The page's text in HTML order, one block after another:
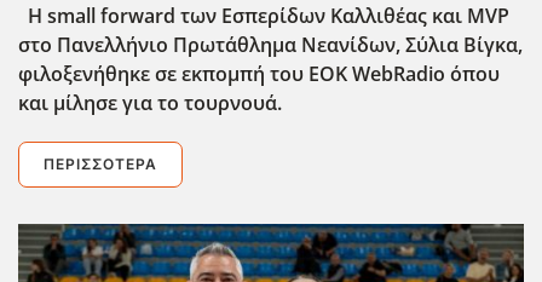
Η smallforward των Εσπερίδων Καλλιθέας και MVP
στο Πανελλήνιο Πρωτάθλημα Νεανίδων,Σύλια Βίγκα,
φιλοξενήθηκε σε εκπομπή του EOK WebRadio όπου
και μίλησε για το τουρνουά.
ΠΕΡΙΣΣΌΤΕΡΑ